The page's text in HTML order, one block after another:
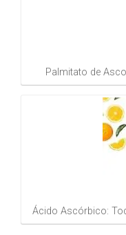
Palmitato de
Ácido Ascórbico: